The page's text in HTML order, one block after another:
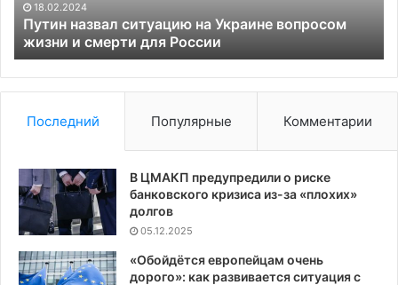
смерти
для
России
18.02.2024
Путин назвал ситуацию на Украине вопросом
жизни и смерти для России
Последний Популярные Комментарии
В ЦМАКП предупредили о риске
банковского кризиса из-за «плохих»
долгов
05.12.2025
«Обойдётся европейцам очень
дорого»: как развивается ситуация с